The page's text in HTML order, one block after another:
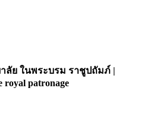
ลัย ในพระบรม ราชูปถัมภ์ |
royal patronage